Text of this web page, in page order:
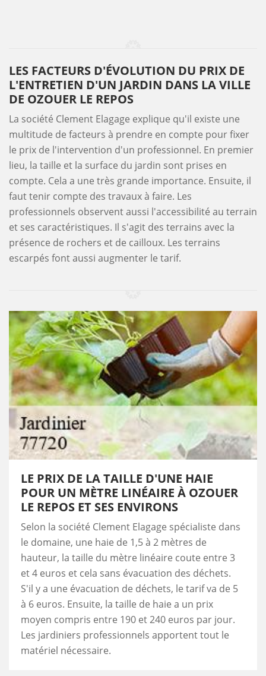
LES FACTEURS D'ÉVOLUTION DU PRIX DE
L'ENTRETIEN D'UN JARDIN DANS LA VILLE
DE OZOUER LE REPOS
La société Clement Elagage explique qu'il existe une
multitude de facteurs à prendre en compte pour fixer
le prix de l'intervention d'un professionnel. En premier
lieu, la taille et la surface du jardin sont prises en
compte. Cela a une très grande importance. Ensuite, il
faut tenir compte des travaux à faire. Les
professionnels observent aussi l'accessibilité au terrain
et ses caractéristiques. Il s'agit des terrains avec la
présence de rochers et de cailloux. Les terrains
escarpés font aussi augmenter le tarif.
LE PRIX DE LA TAILLE D'UNE HAIE
POUR UN MÈTRE LINÉAIRE À OZOUER
LE REPOS ET SES ENVIRONS
Selon la société Clement Elagage spécialiste dans
le domaine, une haie de 1,5 à 2 mètres de
hauteur, la taille du mètre linéaire coute entre 3
et 4 euros et cela sans évacuation des déchets.
S'il y a une évacuation de déchets, le tarif va de 5
à 6 euros. Ensuite, la taille de haie a un prix
moyen compris entre 190 et 240 euros par jour.
Les jardiniers professionnels apportent tout le
matériel nécessaire.